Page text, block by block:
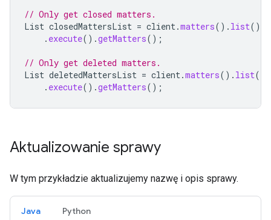
// Only get closed matters.
List closedMattersList = client.matters(). list().
. execute().getMatters();
// Only get deleted matters.
List deletedMattersList = client.matters(). list().
. execute().getMatters();
Aktualizowanie sprawy
W tym przykładzie aktualizujemy nazwę i opis sprawy.
Java Python